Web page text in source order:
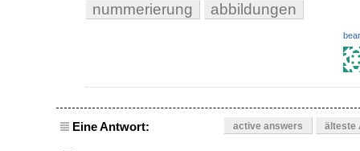
nummerierung abbildungen
Eine Antwort: active answers älteste